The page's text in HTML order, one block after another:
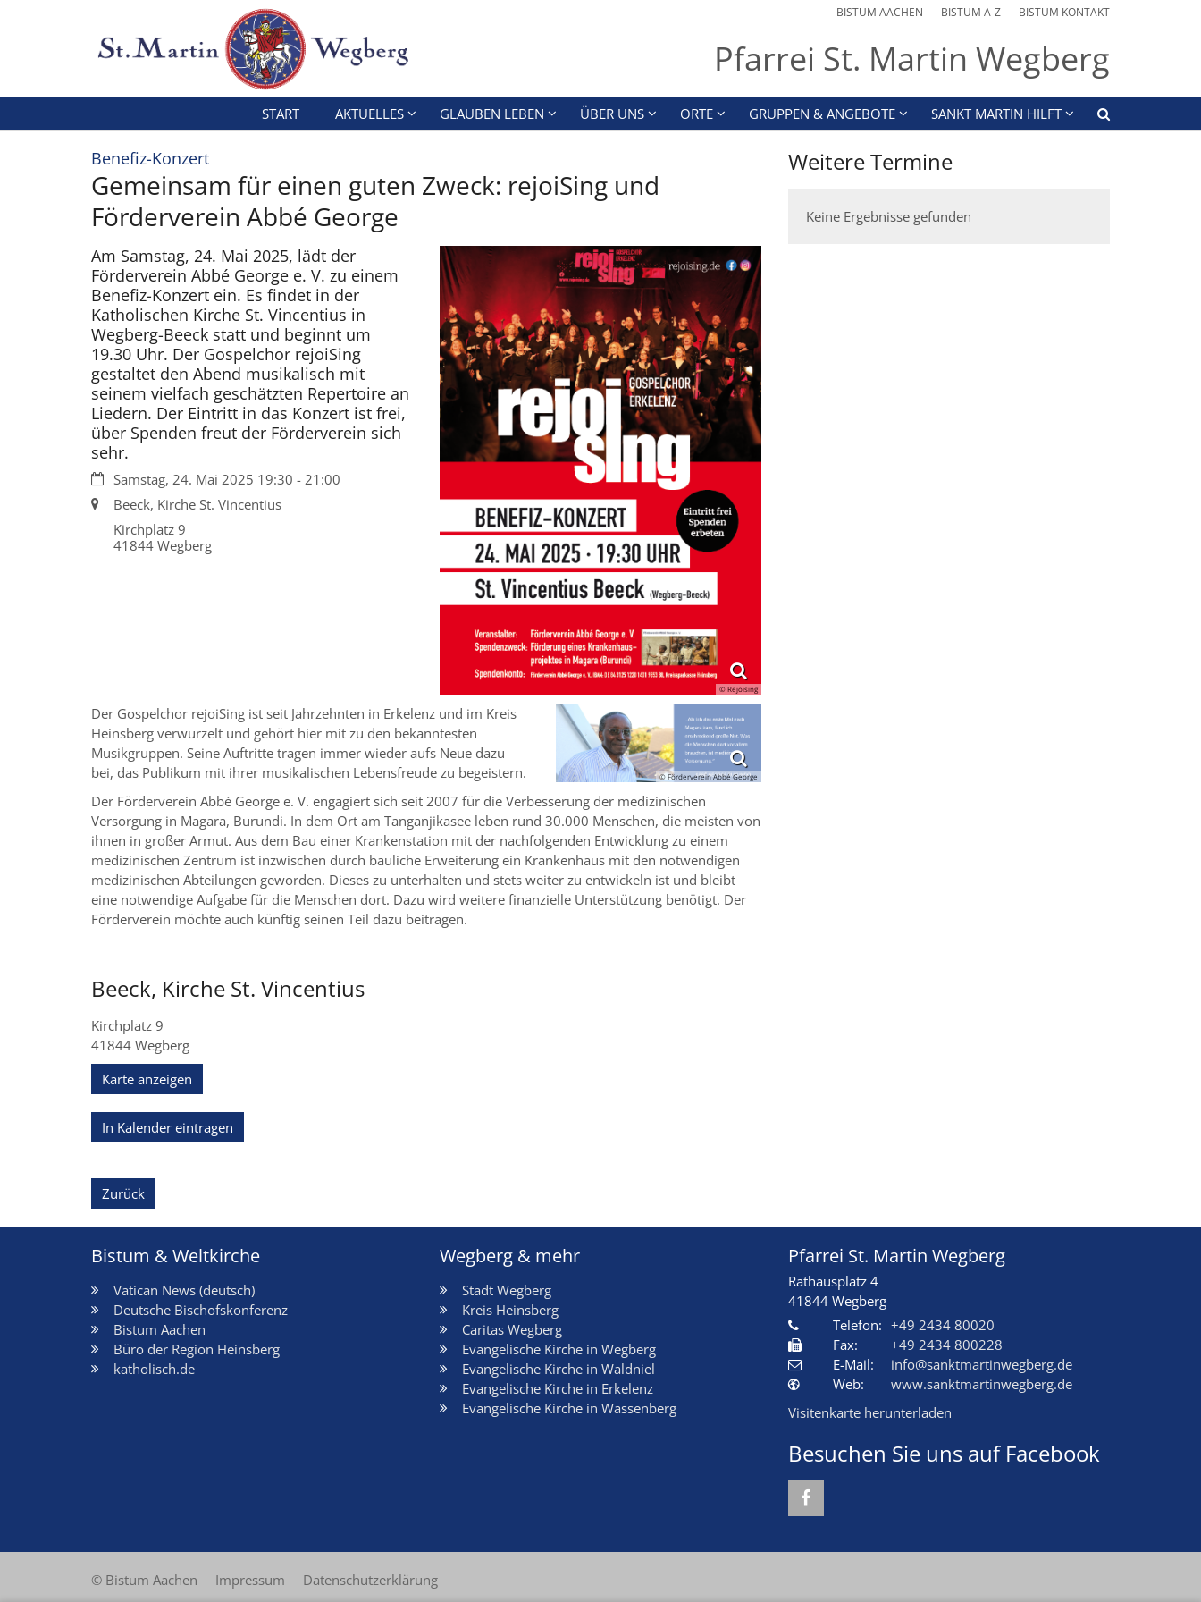
BISTUM AACHEN BISTUM A-Z BISTUM KONTAKT
Pfarrei St. Martin Wegberg
START AKTUELLES GLAUBEN LEBEN ÜBER UNS ORTE GRUPPEN & ANGEBOTE SANKT MARTIN HILFT
Benefiz-Konzert:
Gemeinsam für einen guten Zweck: rejoiSing und
Förderverein Abbé George
© Rejoising
Am Samstag, 24. Mai 2025, lädt der
Förderverein Abbé George e. V. zu einem
Benefiz-Konzert ein. Es findet in der
Katholischen Kirche St. Vincentius in
Wegberg-Beeck statt und beginnt um
19.30 Uhr. Der Gospelchor rejoiSing
gestaltet den Abend musikalisch mit
seinem vielfach geschätzten Repertoire an
Liedern. Der Eintritt in das Konzert ist frei,
über Spenden freut der Förderverein sich
sehr.
Datum:Samstag, 24. Mai 2025 19:30 - 21:00
Ort: Beeck, Kirche St. Vincentius
Kirchplatz 9
41844 Wegberg
© Förderverein Abbé George
Der Gospelchor rejoiSing ist seit Jahrzehnten in Erkelenz und im Kreis
Heinsberg verwurzelt und gehört hier mit zu den bekanntesten
Musikgruppen. Seine Auftritte tragen immer wieder aufs Neue dazu
bei, das Publikum mit ihrer musikalischen Lebensfreude zu begeistern.
Der Förderverein Abbé George e. V. engagiert sich seit 2007 für die Verbesserung der medizinischen
Versorgung in Magara, Burundi. In dem Ort am Tanganjikasee leben rund 30.000 Menschen, die meisten von
ihnen in großer Armut. Aus dem Bau einer Krankenstation mit der nachfolgenden Entwicklung zu einem
medizinischen Zentrum ist inzwischen durch bauliche Erweiterung ein Krankenhaus mit den notwendigen
medizinischen Abteilungen geworden. Dieses zu unterhalten und stets weiter zu entwickeln ist und bleibt
eine notwendige Aufgabe für die Menschen dort. Dazu wird weitere finanzielle Unterstützung benötigt. Der
Förderverein möchte auch künftig seinen Teil dazu beitragen.
Beeck, Kirche St. Vincentius
Kirchplatz 9
41844 Wegberg
Karte anzeigen
In Kalender eintragen
Weitere Termine
Keine Ergebnisse gefunden
Zurück
Bistum & Weltkirche
Vatican News (deutsch)
Deutsche Bischofskonferenz
Bistum Aachen
Büro der Region Heinsberg
katholisch.de
Wegberg & mehr
Stadt Wegberg
Kreis Heinsberg
Caritas Wegberg
Evangelische Kirche in Wegberg
Evangelische Kirche in Waldniel
Evangelische Kirche in Erkelenz
Evangelische Kirche in Wassenberg
Pfarrei St. Martin Wegberg
Rathausplatz 4
41844 Wegberg
Telefon: +49 2434 80020
Fax:
+49 2434 800228
E-Mail:
info@sanktmartinwegberg.de
Web:
www.sanktmartinwegberg.de
Visitenkarte herunterladen
Besuchen Sie uns auf Facebook
© Bistum Aachen Impressum Datenschutzerklärung